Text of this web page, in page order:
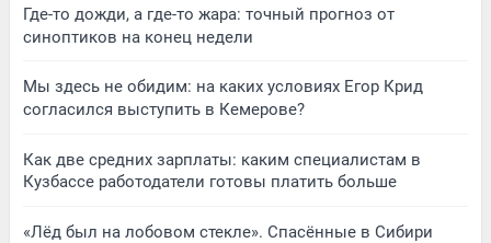
Где-то дожди, а где-то жара: точный прогноз от
синоптиков на конец недели
Мы здесь не обидим: на каких условиях Егор Крид
согласился выступить в Кемерове?
Как две средних зарплаты: каким специалистам в
Кузбассе работодатели готовы платить больше
«Лёд был на лобовом стекле». Спасённые в Сибири